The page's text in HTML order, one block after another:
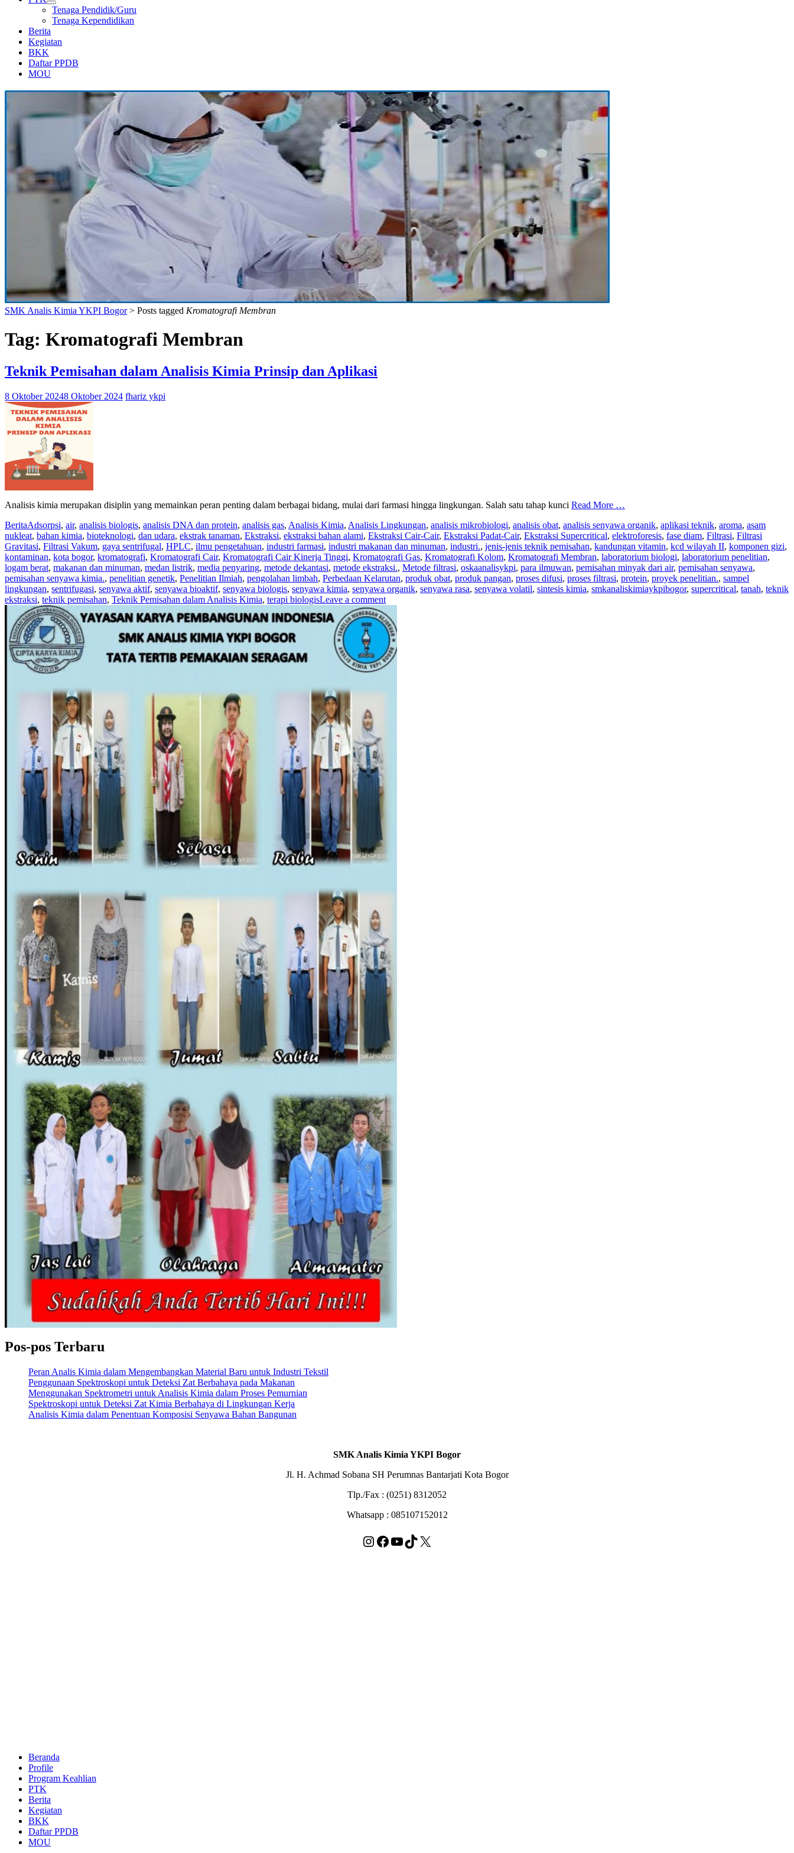
Tenaga Pendidik/Guru
Tenaga Kependidikan
Berita
Kegiatan
BKK
Daftar PPDB
MOU
LABORATORIUM KIMIA
SMK Analis Kimia YKPI Bogor> Posts tagged Kromatografi Membran
Tag: Kromatografi Membran
Teknik Pemisahan dalam Analisis Kimia Prinsip dan Aplikasi
8 Oktober 20248 Oktober 2024 fhariz ykpi
Analisis kimia merupakan disiplin yang memainkan peran penting dalam berbagai bidang, mulai dari farmasi hingga lingkungan. Salah satu tahap kunci Read More …
BeritaAdsorpsi, air, analisis biologis, analisis DNA dan protein, analisis gas, Analisis Kimia, Analisis Lingkungan, analisis mikrobiologi, analisis obat, analisis senyawa organik, aplikasi teknik, aroma, asam
nukleat, bahan kimia, bioteknologi, dan udara, ekstrak tanaman, Ekstraksi, ekstraksi bahan alami, Ekstraksi Cair-Cair, Ekstraksi Padat-Cair, Ekstraksi Supercritical, elektroforesis, fase diam, Filtrasi, Filtrasi
Gravitasi, Filtrasi Vakum, gaya sentrifugal, HPLC, ilmu pengetahuan, industri farmasi, industri makanan dan minuman, industri., jenis-jenis teknik pemisahan, kandungan vitamin, kcd wilayah II, komponen gizi,
kontaminan, kota bogor, kromatografi, Kromatografi Cair, Kromatografi Cair Kinerja Tinggi, Kromatografi Gas, Kromatografi Kolom, Kromatografi Membran, laboratorium biologi, laboratorium penelitian,
logam berat, makanan dan minuman, medan listrik, media penyaring, metode dekantasi, metode ekstraksi., Metode filtrasi, oskaanalisykpi, para ilmuwan, pemisahan minyak dari air, pemisahan senyawa,
pemisahan senyawa kimia., penelitian genetik, Penelitian Ilmiah, pengolahan limbah, Perbedaan Kelarutan, produk obat, produk pangan, proses difusi, proses filtrasi, protein, proyek penelitian., sampel
lingkungan, sentrifugasi, senyawa aktif, senyawa bioaktif, senyawa biologis, senyawa kimia, senyawa organik, senyawa rasa, senyawa volatil, sintesis kimia, smkanaliskimiaykpibogor, supercritical, tanah, teknik
ekstraksi, teknik pemisahan, Teknik Pemisahan dalam Analisis Kimia, terapi biologisLeave a comment
Pos-pos Terbaru
Peran Analis Kimia dalam Mengembangkan Material Baru untuk Industri Tekstil
Penggunaan Spektroskopi untuk Deteksi Zat Berbahaya pada Makanan
Menggunakan Spektrometri untuk Analisis Kimia dalam Proses Pemurnian
Spektroskopi untuk Deteksi Zat Kimia Berbahaya di Lingkungan Kerja
Analisis Kimia dalam Penentuan Komposisi Senyawa Bahan Bangunan
SMK Analis Kimia YKPI Bogor
Jl. H. Achmad Sobana SH Perumnas Bantarjati Kota Bogor
Tlp./Fax : (0251) 8312052
Whatsapp : 085107152012
Instagram
Facebook
YouTube
TikTok
X
Beranda
Profile
Program Keahlian
PTK
Berita
Kegiatan
BKK
Daftar PPDB
MOU